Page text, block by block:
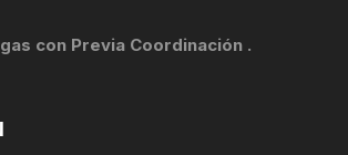
con Previa Coordinación .